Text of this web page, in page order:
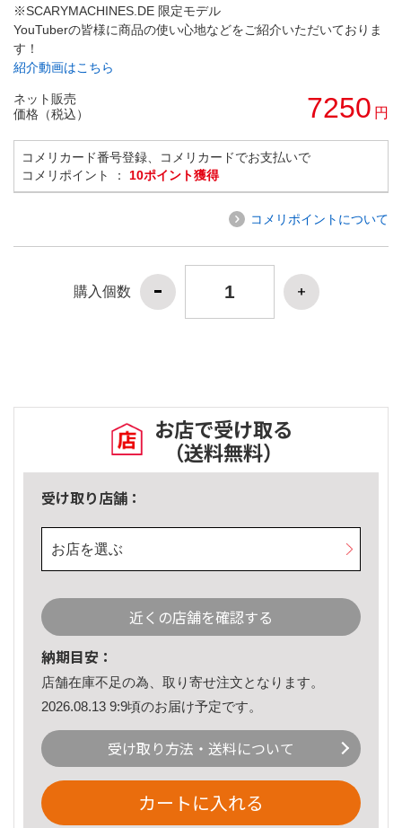
※SCARYMACHINES.DE 限定モデル
YouTuberの皆様に商品の使い心地などをご紹介いただいておりま
す！
紹介動画はこちら
ネット販売
価格（税込）
7250 円
コメリカード番号登録、コメリカードでお支払いで
コメリポイント ： 10ポイント獲得
コメリポイントについて
購入個数
お店で受け取る
（送料無料）
受け取り店舗：
お店を選ぶ
近くの店舗を確認する
納期目安：
店舗在庫不足の為、取り寄せ注文となります。
2026.08.13 9:9頃のお届け予定です。
受け取り方法・送料について
カートに入れる